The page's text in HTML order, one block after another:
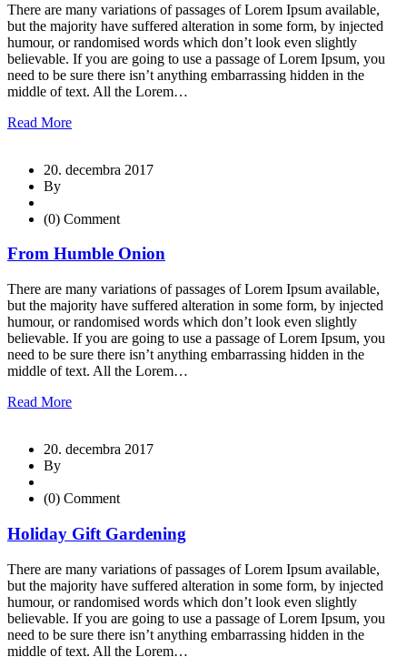
There are many variations of passages of Lorem Ipsum available,
but the majority have suffered alteration in some form, by injected
humour, or randomised words which don’t look even slightly
believable. If you are going to use a passage of Lorem Ipsum, you
need to be sure there isn’t anything embarrassing hidden in the
middle of text. All the Lorem…
Read More
20. decembra 2017
By
(0) Comment
From Humble Onion
There are many variations of passages of Lorem Ipsum available,
but the majority have suffered alteration in some form, by injected
humour, or randomised words which don’t look even slightly
believable. If you are going to use a passage of Lorem Ipsum, you
need to be sure there isn’t anything embarrassing hidden in the
middle of text. All the Lorem…
Read More
20. decembra 2017
By
(0) Comment
Holiday Gift Gardening
There are many variations of passages of Lorem Ipsum available,
but the majority have suffered alteration in some form, by injected
humour, or randomised words which don’t look even slightly
believable. If you are going to use a passage of Lorem Ipsum, you
need to be sure there isn’t anything embarrassing hidden in the
middle of text. All the Lorem…